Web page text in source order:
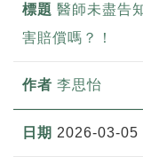
醫師未盡告
害賠償嗎？！
李思怡
2026-03-05